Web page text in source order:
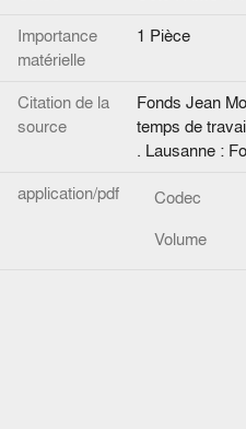
Importance
matérielle
1 Pièce
Citation de la
source
Fonds Jean
temps de
. Lausanne :
application/pdf
Codec
Volume